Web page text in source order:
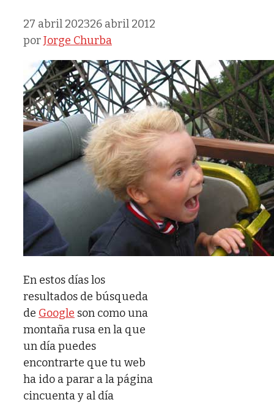
27 abril 202326 abril 2012
porJorge Churba
En estos días los
resultados de búsqueda
de Google son como una
montaña rusa en la que
un día puedes
encontrarte que tu web
ha ido a parar a la página
cincuenta y al día